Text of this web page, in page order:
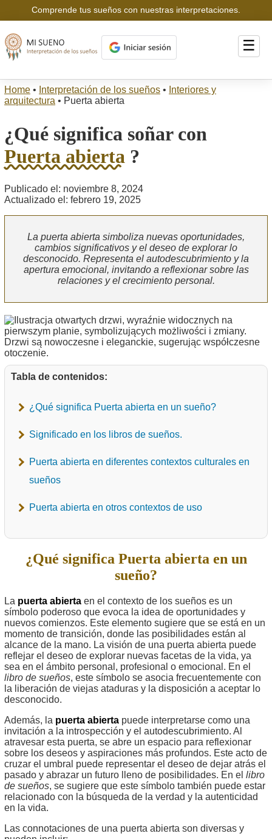
Comprende tus sueños con nuestras interpretaciones.
☰
Home • Interpretación de los sueños • Interiores y
arquitectura • Puerta abierta
¿Qué significa soñar con
Puerta abierta ?
Publicado el: noviembre 8, 2024
Actualizado el: febrero 19, 2025
La puerta abierta simboliza nuevas oportunidades,
cambios significativos y el deseo de explorar lo
desconocido. Representa el autodescubrimiento y la
apertura emocional, invitando a reflexionar sobre las
relaciones y el crecimiento personal.
Tabla de contenidos:
¿Qué significa Puerta abierta en un sueño?
Significado en los libros de sueños.
Puerta abierta en diferentes contextos culturales en
sueños
Puerta abierta en otros contextos de uso
¿Qué significa Puerta abierta en un
sueño?
La puerta abierta en el contexto de los sueños es un
símbolo poderoso que evoca la idea de oportunidades y
nuevos comienzos. Este elemento sugiere que se está en un
momento de transición, donde las posibilidades están al
alcance de la mano. La visión de una puerta abierta puede
reflejar el deseo de explorar nuevas facetas de la vida, ya
sea en el ámbito personal, profesional o emocional. En el
libro de sueños, este símbolo se asocia frecuentemente con
la liberación de viejas ataduras y la disposición a aceptar lo
desconocido.
Además, la puerta abierta puede interpretarse como una
invitación a la introspección y el autodescubrimiento. Al
atravesar esta puerta, se abre un espacio para reflexionar
sobre los deseos y aspiraciones más profundos. Este acto de
cruzar el umbral puede representar el deseo de dejar atrás el
pasado y abrazar un futuro lleno de posibilidades. En el libro
de sueños, se sugiere que este símbolo también puede estar
relacionado con la búsqueda de la verdad y la autenticidad
en la vida.
Las connotaciones de una puerta abierta son diversas y